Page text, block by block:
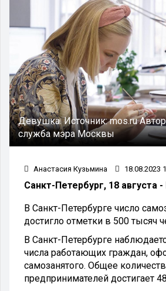
Девушка.Источник:mos.ru
служба мэра Москвы
Анастасия Кузьмина 18.08.2023
Санкт-Петербург, 18 августа -
В Санкт-Петербурге число
достигло отметки в 500 тысяч
В Санкт-Петербурге
числа работающих граждан,
самозанятого. Общее
предпринимателей достигает